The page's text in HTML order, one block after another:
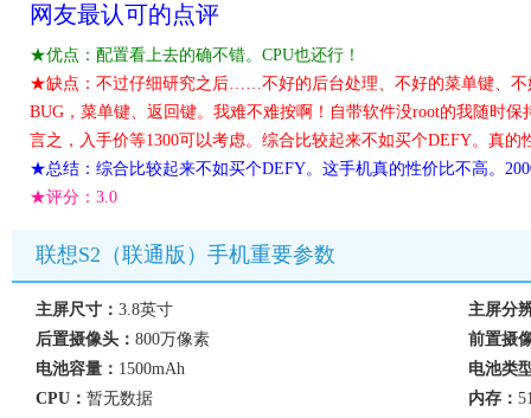
网友最认可的点评
★优点：配置看上去的确不错。CPU也还行！
★缺点：不过仔细研究之后……不好的后台处理、不好的菜单键、不
BUG，菜单键、返回键。我难不难按啊！自带软件没root的我随时
言之，入手价等1300可以考虑。综合比较起来不如买个DEFY。真的
★总结：综合比较起来不如买个DEFY。这手机真的性价比不高。
★评分： 3.0
联想S2（联通版）手机重要参数
主屏尺寸： 3.8英寸
主屏分
后置摄像头： 800万像素
前置摄
电池容量： 1500mAh
电池类
CPU： 暂无数据 内存：